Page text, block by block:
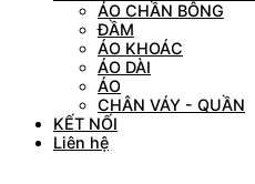
ÁO CHẦN BÔNG
ĐẦM
ÁO KHOÁC
ÁO DÀI
ÁO
CHÂN VÁY - QUẦN
KẾT NỐI
Liên hệ